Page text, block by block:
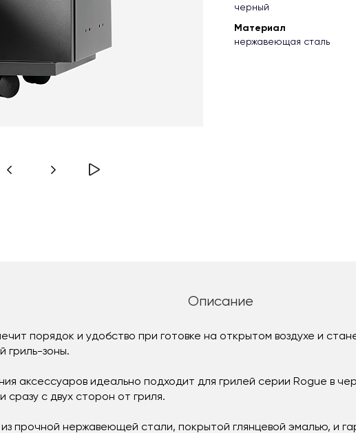
черный
Материал
нержавеющая сталь
Описание
порядок и удобство при готовке на открытом воздухе и
гриль-зоны.
аксессуаров идеально подходит для грилей серии Rogue в
сразу с двух сторон от гриля.
прочной нержавеющей стали, покрытой глянцевой эмалью, и